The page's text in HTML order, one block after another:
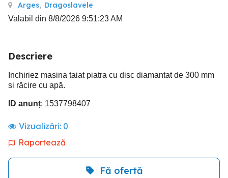
Arges, Dragoslavele
Valabil din 8/8/2026 9:51:23 AM
Descriere
Inchiriez masina taiat piatra cu disc diamantat de 300 mm
si răcire cu apă.
ID anunț: 1537798407
Vizualizări: 0
Raportează
Fă ofertă